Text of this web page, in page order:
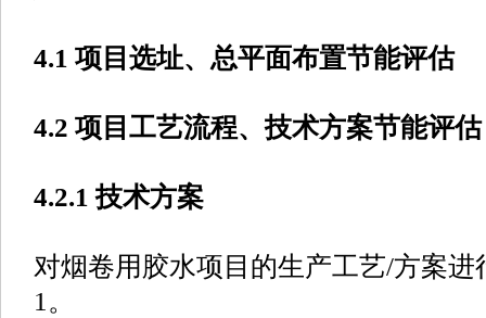
4.1 项目选址、总平面布置节能评估
4.2 项目工艺流程、技术方案节能评估
4.2.1 技术方案
对烟卷用胶水项目的生产工艺/方案
1。